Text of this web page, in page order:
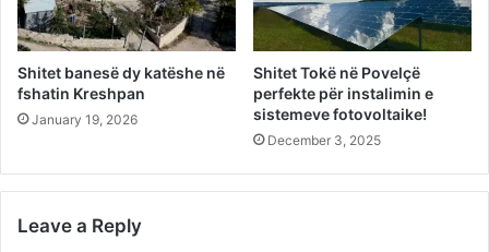
Shitet banesë dy katëshe në
fshatin Kreshpan
January 19, 2026
Shitet Tokë në Povelçë
perfekte për instalimin e
sistemeve fotovoltaike!
December 3, 2025
Leave a Reply